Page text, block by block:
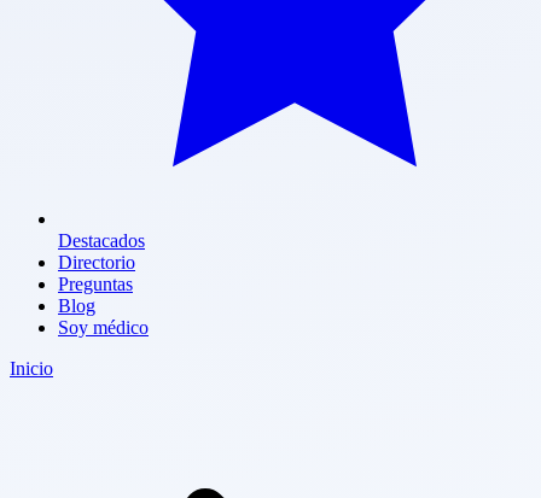
Destacados
Directorio
Preguntas
Blog
Soy médico
Inicio